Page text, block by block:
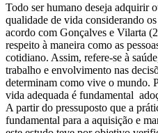
Todo ser humano deseja adquirir
qualidade de vida considerando
acordo com Gonçalves e Vilarta
respeito à maneira como as
cotidiano. Assim, refere-se à
trabalho e envolvimento nas
determinam como vive o mundo.
vida adequada é fundamental
A partir do pressuposto que a
fundamental para a aquisição e